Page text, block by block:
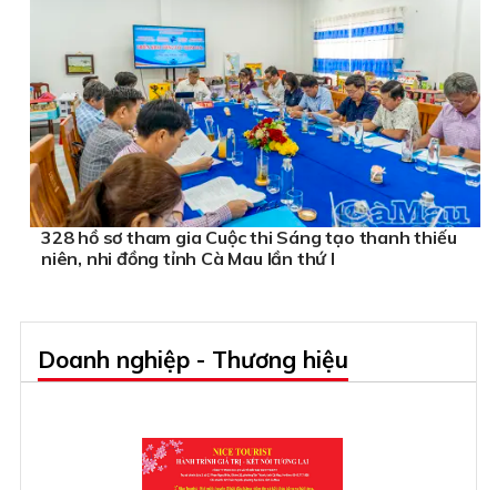
328 hồ sơ tham gia Cuộc thi Sáng tạo thanh thiếu
niên, nhi đồng tỉnh Cà Mau lần thứ I
Doanh nghiệp - Thương hiệu